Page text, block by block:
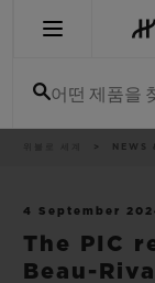
어떤 제품을
NEWS
4 September
The PIC
Beau-
신제품